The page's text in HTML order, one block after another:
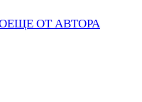
ЕЩЕ ОТ АВТОРА